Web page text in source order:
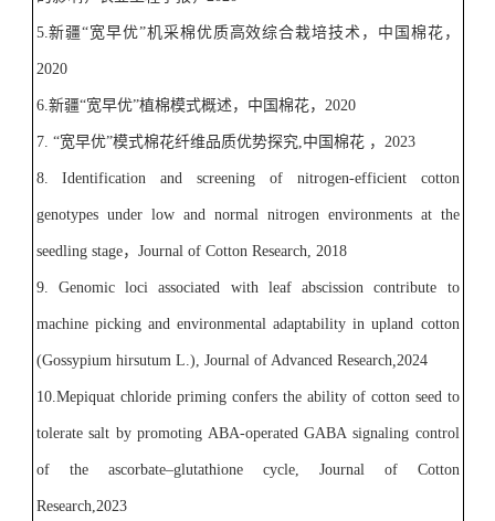
5. 新疆“宽早优”机采棉优质高效综合栽培技术，中国棉花，
2020
6. 新疆“宽早优”植棉模式概述，中国棉花， 2020
7. “宽早优”模式棉花纤维品质优势探究, 中国棉花 ， 2023
8. Identification and screening of nitrogen-efficient cotton
genotypes under low and normal nitrogen environments at the
seedling stage， Journal of Cotton Research, 2018
9. Genomic loci associated with leaf abscission contribute to
machine picking and environmentaladaptability in upland cotton
(Gossypium hirsutum L.), Journal of Advanced Research 2024
10.Mepiquat chloride priming confers the ability of cotton seed to
tolerate salt by promoting ABA-operated GABA signaling control
of the ascorbate–glutathione cycle, Journal of Cotton
Research,2023